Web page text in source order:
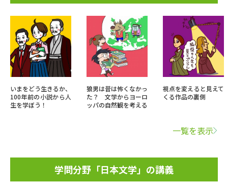
いまをどう生きるか、
100年前の小説から人
生を学ぼう！
狼男は昔は怖くなかっ
た？ 文学からヨーロ
ッパの自然観を考える
視点を変えると見えて
くる作品の裏側
一覧を表示
学問分野「日本文学」の講義